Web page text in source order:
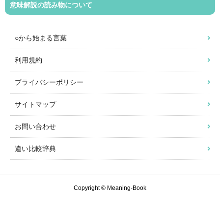
意味解説の読み物について
○から始まる言葉
利用規約
プライバシーポリシー
サイトマップ
お問い合わせ
違い比較辞典
Copyright © Meaning-Book